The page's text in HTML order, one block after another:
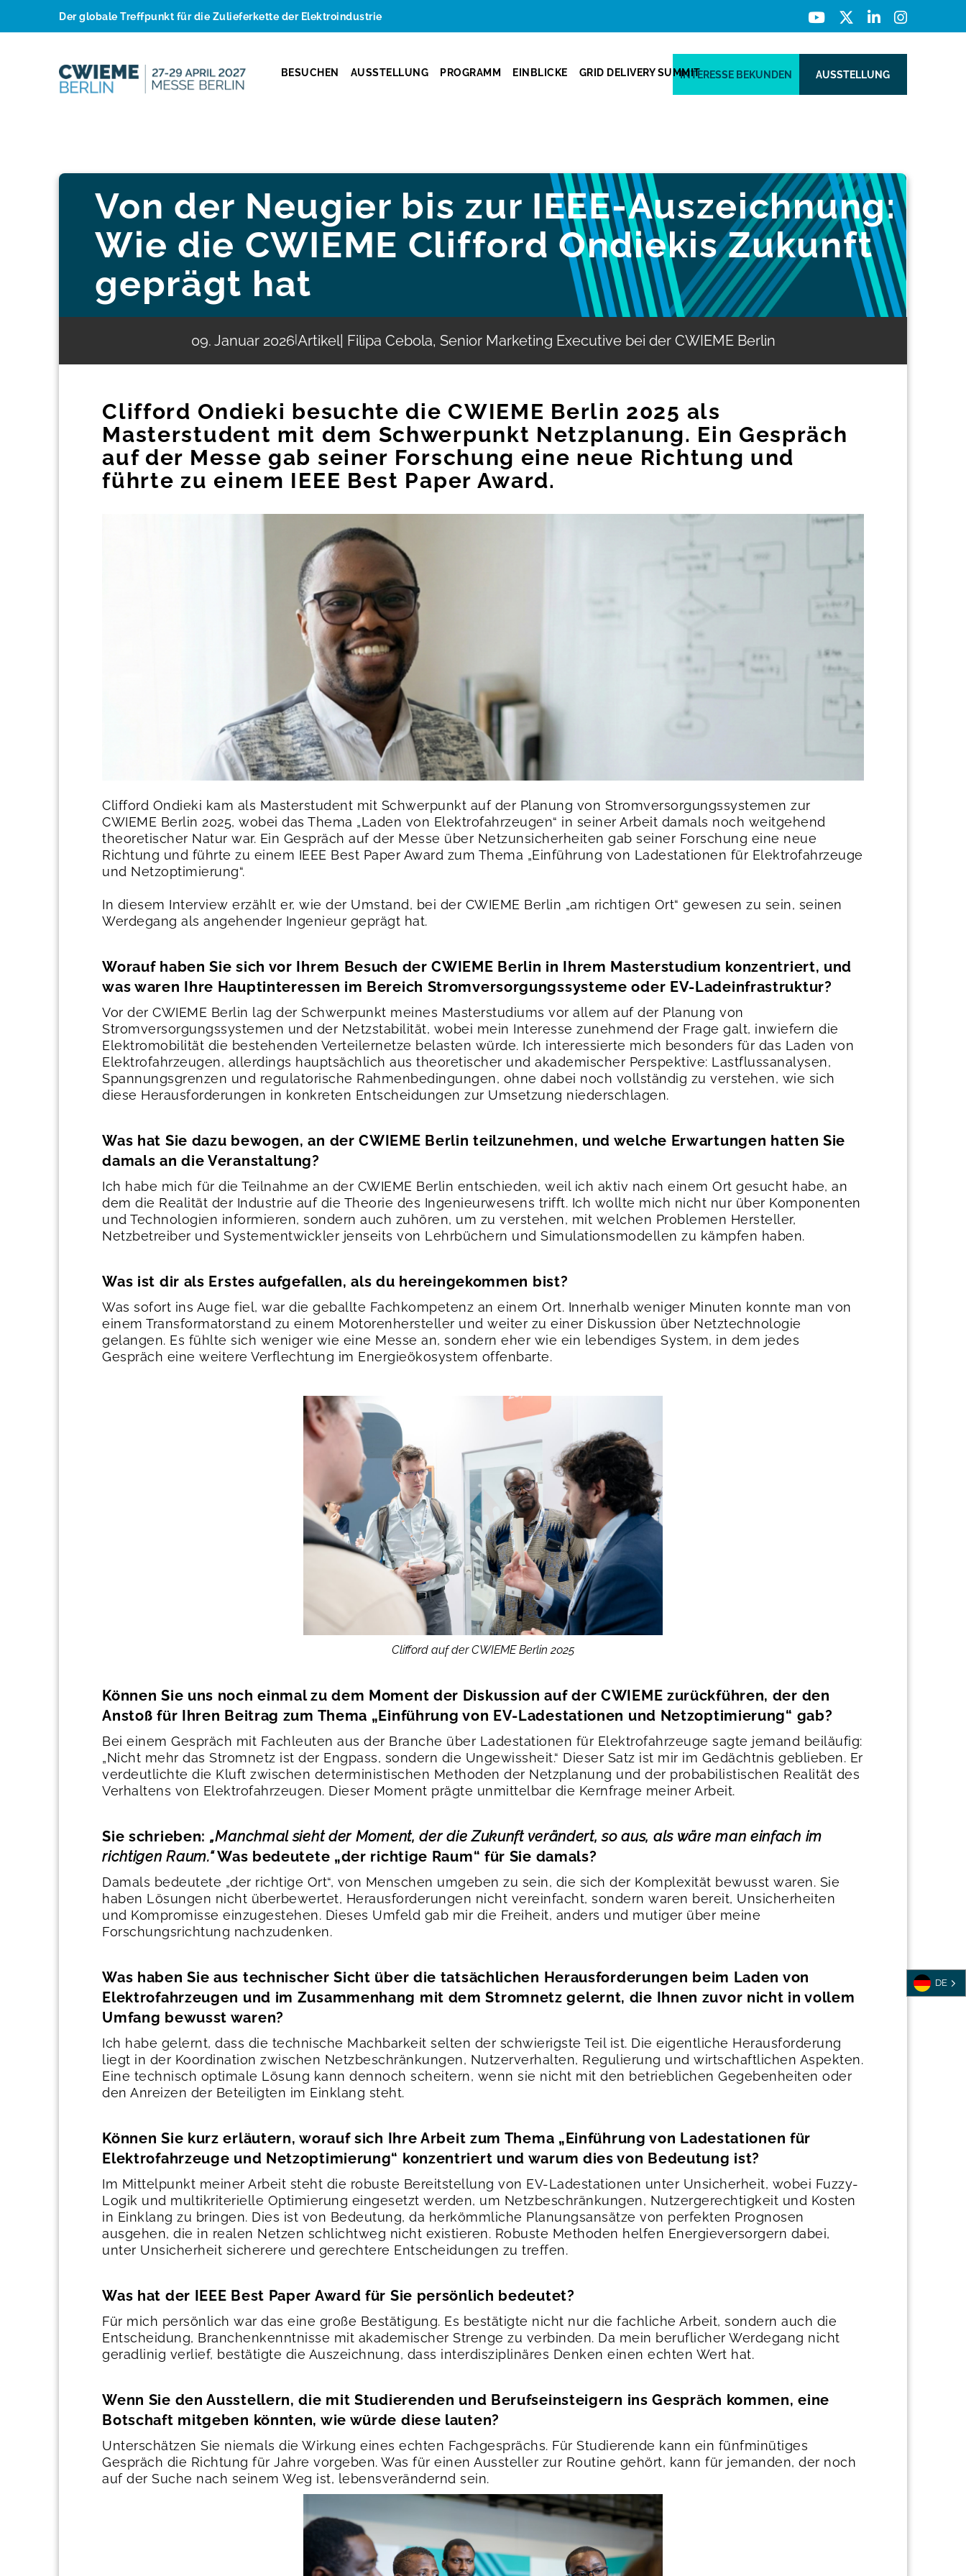
Der globale Treffpunkt für die Zulieferkette der Elektroindustrie
BESUCHEN AUSSTELLUNG PROGRAMM EINBLICKE GRID DELIVERY SUMMITINTERESSE BEKUNDEN AUSSTELLUNG
Von der Neugier bis zur IEEE-Auszeichnung:
Wie die CWIEME Clifford Ondiekis Zukunft
geprägt hat
09. Januar 2026|Artikel| Filipa Cebola, Senior Marketing Executive bei der CWIEME Berlin
Clifford Ondieki besuchte die CWIEME Berlin 2025 als
Masterstudent mit dem Schwerpunkt Netzplanung. Ein Gespräch
auf der Messe gab seiner Forschung eine neue Richtung und
führte zu einem IEEE Best Paper Award.
Clifford Ondieki kam als Masterstudent mit Schwerpunkt auf der Planung von Stromversorgungssystemen zur
CWIEME Berlin 2025, wobei das Thema „Laden von Elektrofahrzeugen“ in seiner Arbeit damals noch weitgehend
theoretischer Natur war. Ein Gespräch auf der Messe über Netzunsicherheiten gab seiner Forschung eine neue
Richtung und führte zu einem IEEE Best Paper Award zum Thema „Einführung von Ladestationen für Elektrofahrzeuge
und Netzoptimierung“.
In diesem Interview erzählt er, wie der Umstand, bei der CWIEME Berlin „am richtigen Ort“ gewesen zu sein, seinen
Werdegang als angehender Ingenieur geprägt hat.
Worauf haben Sie sich vor Ihrem Besuch der CWIEME Berlin in Ihrem Masterstudium konzentriert, und
was waren Ihre Hauptinteressen im Bereich Stromversorgungssysteme oder EV-Ladeinfrastruktur?
Vor der CWIEME Berlin lag der Schwerpunkt meines Masterstudiums vor allem auf der Planung von
Stromversorgungssystemen und der Netzstabilität, wobei mein Interesse zunehmend der Frage galt, inwiefern die
Elektromobilität die bestehenden Verteilernetze belasten würde. Ich interessierte mich besonders für das Laden von
Elektrofahrzeugen, allerdings hauptsächlich aus theoretischer und akademischer Perspektive: Lastflussanalysen,
Spannungsgrenzen und regulatorische Rahmenbedingungen, ohne dabei noch vollständig zu verstehen, wie sich
diese Herausforderungen in konkreten Entscheidungen zur Umsetzung niederschlagen.
Was hat Sie dazu bewogen, an der CWIEME Berlin teilzunehmen, und welche Erwartungen hatten Sie
damals an die Veranstaltung?
Ich habe mich für die Teilnahme an der CWIEME Berlin entschieden, weil ich aktiv nach einem Ort gesucht habe, an
dem die Realität der Industrie auf die Theorie des Ingenieurwesens trifft. Ich wollte mich nicht nur über Komponenten
und Technologien informieren, sondern auch zuhören, um zu verstehen, mit welchen Problemen Hersteller,
Netzbetreiber und Systementwickler jenseits von Lehrbüchern und Simulationsmodellen zu kämpfen haben.
Was ist dir als Erstes aufgefallen, als du hereingekommen bist?
Was sofort ins Auge fiel, war die geballte Fachkompetenz an einem Ort. Innerhalb weniger Minuten konnte man von
einem Transformatorstand zu einem Motorenhersteller und weiter zu einer Diskussion über Netztechnologie
gelangen. Es fühlte sich weniger wie eine Messe an, sondern eher wie ein lebendiges System, in dem jedes
Gespräch eine weitere Verflechtung im Energieökosystem offenbarte.
Clifford auf der CWIEME Berlin 2025
Können Sie uns noch einmal zu dem Moment der Diskussion auf der CWIEME zurückführen, der den
Anstoß für Ihren Beitrag zum Thema „Einführung von EV-Ladestationen und Netzoptimierung“ gab?
Bei einem Gespräch mit Fachleuten aus der Branche über Ladestationen für Elektrofahrzeuge sagte jemand beiläufig:
„Nicht mehr das Stromnetz ist der Engpass, sondern die Ungewissheit.“ Dieser Satz ist mir im Gedächtnis geblieben. Er
verdeutlichte die Kluft zwischen deterministischen Methoden der Netzplanung und der probabilistischen Realität des
Verhaltens von Elektrofahrzeugen. Dieser Moment prägte unmittelbar die Kernfrage meiner Arbeit.
Sie schrieben: „Manchmal sieht der Moment, der die Zukunft verändert, so aus, als wäre man einfach im
richtigen Raum.“Was bedeutete „der richtige Raum“ für Sie damals?
Damals bedeutete „der richtige Ort“, von Menschen umgeben zu sein, die sich der Komplexität bewusst waren. Sie
haben Lösungen nicht überbewertet, Herausforderungen nicht vereinfacht, sondern waren bereit, Unsicherheiten
und Kompromisse einzugestehen. Dieses Umfeld gab mir die Freiheit, anders und mutiger über meine
Forschungsrichtung nachzudenken.
Was haben Sie aus technischer Sicht über die tatsächlichen Herausforderungen beim Laden von
Elektrofahrzeugen und im Zusammenhang mit dem Stromnetz gelernt, die Ihnen zuvor nicht in vollem
Umfang bewusst waren?
Ich habe gelernt, dass die technische Machbarkeit selten der schwierigste Teil ist. Die eigentliche Herausforderung
liegt in der Koordination zwischen Netzbeschränkungen, Nutzerverhalten, Regulierung und wirtschaftlichen Aspekten.
Eine technisch optimale Lösung kann dennoch scheitern, wenn sie nicht mit den betrieblichen Gegebenheiten oder
den Anreizen der Beteiligten im Einklang steht.
Können Sie kurz erläutern, worauf sich Ihre Arbeit zum Thema „Einführung von Ladestationen für
Elektrofahrzeuge und Netzoptimierung“ konzentriert und warum dies von Bedeutung ist?
Im Mittelpunkt meiner Arbeit steht die robuste Bereitstellung von EV-Ladestationen unter Unsicherheit, wobei Fuzzy-
Logik und multikriterielle Optimierung eingesetzt werden, um Netzbeschränkungen, Nutzergerechtigkeit und Kosten
in Einklang zu bringen. Dies ist von Bedeutung, da herkömmliche Planungsansätze von perfekten Prognosen
ausgehen, die in realen Netzen schlichtweg nicht existieren. Robuste Methoden helfen Energieversorgern dabei,
unter Unsicherheit sicherere und gerechtere Entscheidungen zu treffen.
Was hat der IEEE Best Paper Award für Sie persönlich bedeutet?
Für mich persönlich war das eine große Bestätigung. Es bestätigte nicht nur die fachliche Arbeit, sondern auch die
Entscheidung, Branchenkenntnisse mit akademischer Strenge zu verbinden. Da mein beruflicher Werdegang nicht
geradlinig verlief, bestätigte die Auszeichnung, dass interdisziplinäres Denken einen echten Wert hat.
Wenn Sie den Ausstellern, die mit Studierenden und Berufseinsteigern ins Gespräch kommen, eine
Botschaft mitgeben könnten, wie würde diese lauten?
Unterschätzen Sie niemals die Wirkung eines echten Fachgesprächs. Für Studierende kann ein fünfminütiges
Gespräch die Richtung für Jahre vorgeben. Was für einen Aussteller zur Routine gehört, kann für jemanden, der noch
auf der Suche nach seinem Weg ist, lebensverändernd sein.
DE